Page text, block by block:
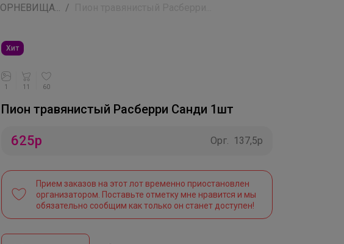
Хит
1 11 60
Пион травянистый Расберри Санди 1шт
625р Орг. 137,5р
Прием заказов на этот лот временно приостановлен
организатором. Поставьте отметку мне нравится и мы
обязательно сообщим как только он станет доступен!